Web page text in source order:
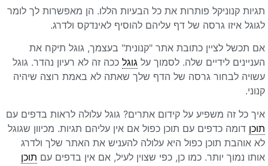
תגיות קנוניקל פותרות את כל הבעיות הללו. הן מאפשרות לך לומר
לגוגל איזו גרסה של דף עליהם להוסיף לאינדקס ולדרג.
אם תכשל לציין כתובת אתר "קנונית" בעצמך, גוגל תיקח את
העניינים לידיים שלה. לסמוך על גוגל ככה זה לא רעיון נהדר. גוגל
עשויה לבחור גרסה של הדף שלך שאתה לא באמת רוצה שיהיה
קנוני.
איך כל זה משפיע על קידום אתרים? גוגל עלולה לראות בדפים עם
תוכן דומה כדפים עם תוכן כפול אם אין עליהם תגיות. מכיוון שגוגל
לא אוהבת תוכן כפול היא עלולה להעניש את האתר שלך ולדרג
אותו נמוך יותר. כמו כן, כפי שצוין לעיל, אם אין בדפים עם תוכן